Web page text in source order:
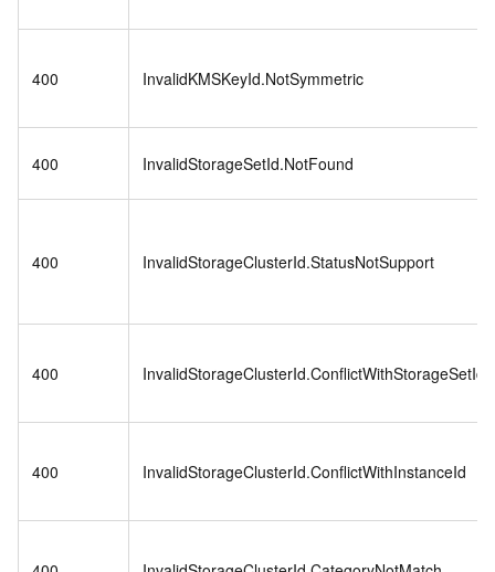
400 InvalidKMSKeyId.NotSymmetric
400 InvalidStorageSetId.NotFound
400 InvalidStorageClusterId.StatusNotSupport
400 InvalidStorageClusterId.ConflictWithStorageSetId
400 InvalidStorageClusterId.ConflictWithInstanceId